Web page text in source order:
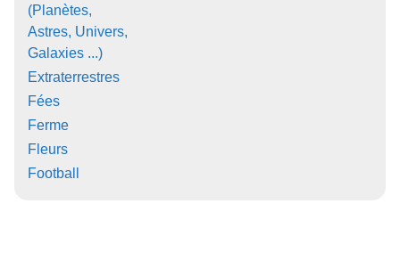
(Planètes,
Astres, Univers,
Galaxies ...)
Extraterrestres
Fées
Ferme
Fleurs
Football